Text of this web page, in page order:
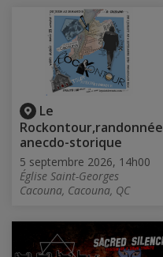
Le
Rockontour,randonnée
anecdo-storique
5 septembre 2026, 14h00
Église Saint-Georges
Cacouna, Cacouna, QC